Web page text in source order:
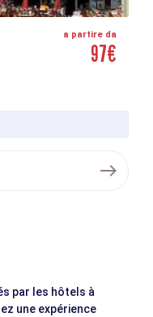
a partire da
97€
east
par les hôtels à
une expérience